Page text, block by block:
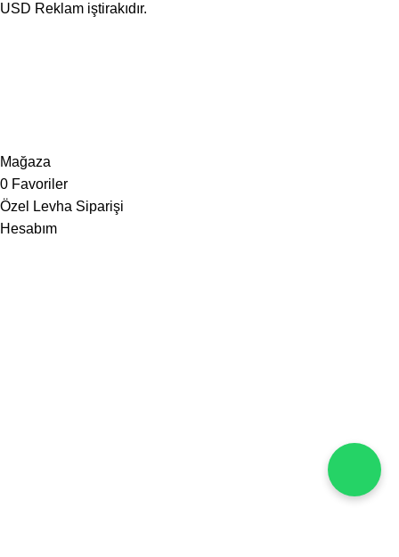
USD Reklam iştirakıdır.
Mağaza
0 Favoriler
Özel Levha Siparişi
Hesabım